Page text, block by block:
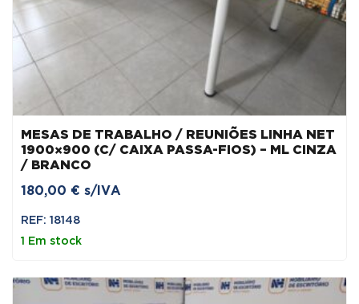
MESAS DE TRABALHO / REUNIÕES LINHA NET
1900×900 (C/ CAIXA PASSA-FIOS) – ML CINZA
/ BRANCO
180,00 € s/IVA
REF: 18148
1 Em stock